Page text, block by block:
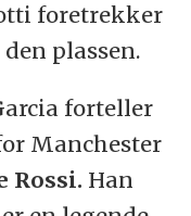
foretrekker
plassen.
forteller
Manchester
Rossi. Han